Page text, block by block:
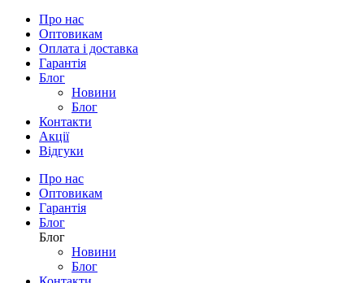
Про нас
Оптовикам
Оплата і доставка
Гарантія
Блог
Новини
Блог
Контакти
Акції
Відгуки
Про нас
Оптовикам
Гарантія
Блог
Блог
Новини
Блог